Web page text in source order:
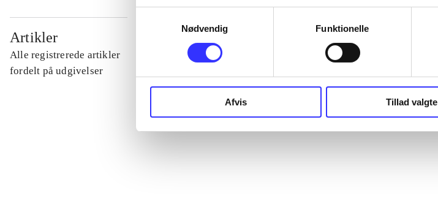
Nødvendig
Funktionelle
Afvis Tillad valgte
Artikler
Alle registrerede artikler
fordelt på udgivelser
...